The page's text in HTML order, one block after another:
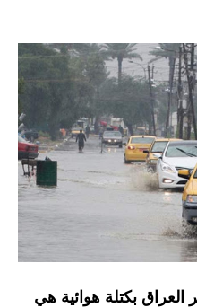
القروض والسلف
المنح المالية
قطع الاراضي
اخبار العراق
الاخبار السياسية
الاخبار الامنية
الاخبار الاقتصاديةبكتلة هوائية هي